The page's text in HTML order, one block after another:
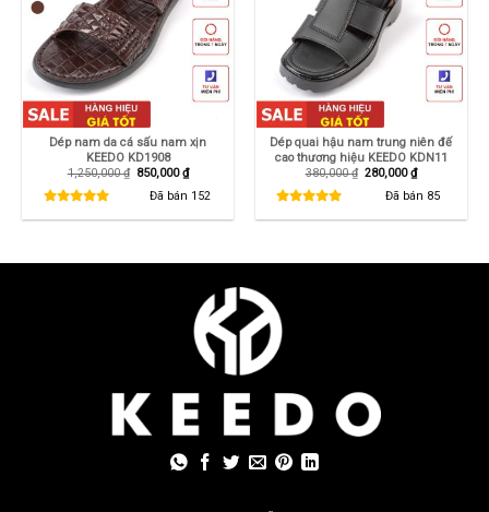
Dép nam da cá sấu nam xịn
KEEDO KD1908
1,250,000₫ Giá
850,000₫Giá
hiện
tại
Đã bán 152
Dép quai hậu nam trung niên đế
cao thương hiệu KEEDO KDN11
380,000₫ Giá
280,000₫Giá
hiện
tại
Đã bán 85